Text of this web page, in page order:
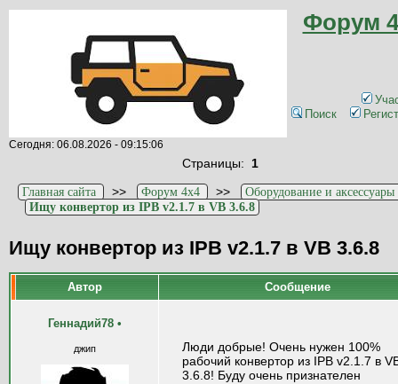
Форум
Поиск
Сегодня: 06.08.2026 - 09:15:06
Страницы: 1
Главная сайта >> Форум 4x4 >>
Оборудование и аксессуары
Ищу конвертор из IPB v2.1.7 в VB 3.6.8
Ищу конвертор из IPB v2.1.7 в VB 3.6.8
Автор Сообщение
Геннадий78 •
джип
Люди добрые! Очень нужен 100%
рабочий конвертор из IPB v2.1.7 в
3.6.8! Буду очень признателен